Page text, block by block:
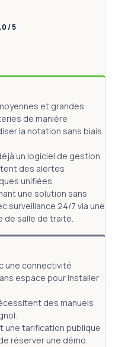
/ 5
et grandes
de manière
la notation sans biais
un logiciel de gestion
des alertes
unifiées.
une solution sans
surveillance 24/7 via une
de salle de traite.
une connectivité
espace pour installer
des manuels
une tarification publique
réserver une démo.